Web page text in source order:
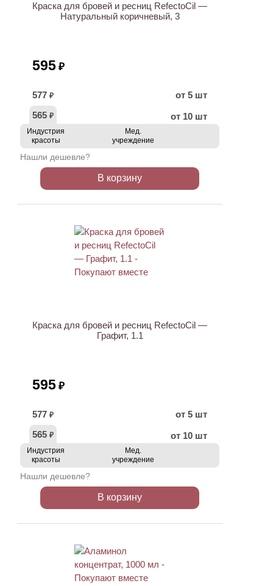
Краска для бровей и ресниц RefectoCil —
Натуральный коричневый, 3
595 ₽
577 ₽
от 5 шт
565 ₽ от 10 шт
Индустрия
красоты
Мед.
учреждение
Нашли дешевле?
В корзину
Краска для бровей и ресниц RefectoCil —
Графит, 1.1
595 ₽
577 ₽
от 5 шт
565 ₽ от 10 шт
Индустрия
красоты
Мед.
учреждение
Нашли дешевле?
В корзину